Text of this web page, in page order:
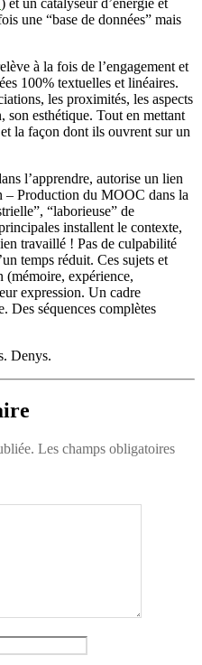
) et un catalyseur d’énergie et
une “base de données” mais
à la fois de l’engagement et
100% textuelles et linéaires.
les proximités, les aspects
son esthétique. Tout en mettant
la façon dont ils ouvrent sur un
l’apprendre, autorise un lien
– Production du MOOC dans la
“laborieuse” de
installent le contexte,
travaillé ! Pas de culpabilité
temps réduit. Ces sujets et
(mémoire, expérience,
expression. Un cadre
Des séquences complètes
Denys.
Les champs obligatoires